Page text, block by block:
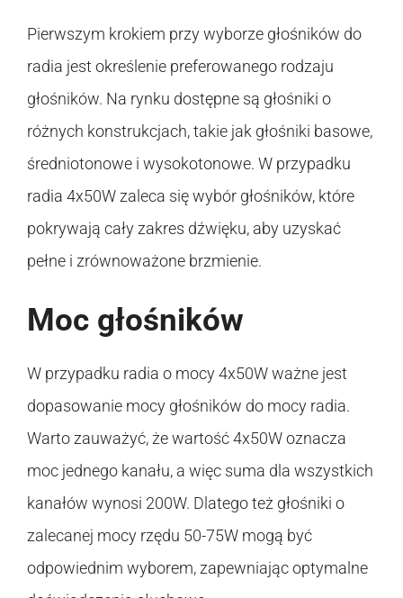
Pierwszym krokiem przy wyborze głośników do
radia jest określenie preferowanego rodzaju
głośników. Na rynku dostępne są głośniki o
różnych konstrukcjach, takie jak głośniki basowe,
średniotonowe i wysokotonowe. W przypadku
radia 4x50W zaleca się wybór głośników, które
pokrywają cały zakres dźwięku, aby uzyskać
pełne i zrównoważone brzmienie.
Moc głośników
W przypadku radia o mocy 4x50W ważne jest
dopasowanie mocy głośników do mocy radia.
Warto zauważyć, że wartość 4x50W oznacza
moc jednego kanału, a więc suma dla wszystkich
kanałów wynosi 200W. Dlatego też głośniki o
zalecanej mocy rzędu 50-75W mogą być
odpowiednim wyborem, zapewniając optymalne